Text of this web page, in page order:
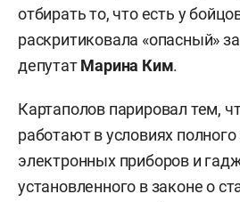
отбирать то, что есть у
раскритиковала «опасный»
депутатМарина Ким.
Картаполов парировал тем,
работают в условиях полного
электронных приборов и
установленного в законе о